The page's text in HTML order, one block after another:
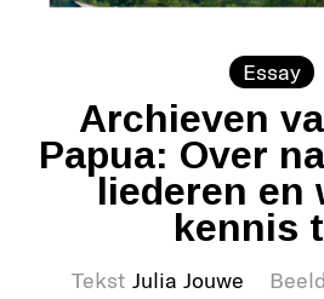
Essay
Archieven
Papua: Over
liederen en
kennis
Tekst Julia Jouwe Beeld